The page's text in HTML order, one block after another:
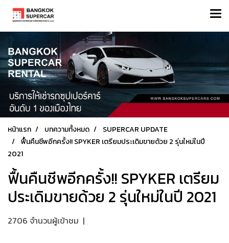
หน้าแรก บทความทั้งหมด
SUPERCAR UPDATE
ฟื้นคืนชีพอีกครั้ง!! SPYKER เตรียมประเดิมขายด้วย 2 รุ่นใหม่ในปี
2021
ฟื้นคืนชีพอีกครั้ง!! SPYKER เตรียม
ประเดิมขายด้วย 2 รุ่นใหม่ในปี 2021
2706 จำนวนผู้เข้าชม |